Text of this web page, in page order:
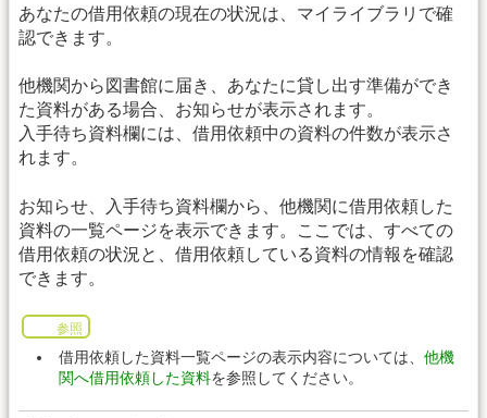
あなたの借用依頼の現在の状況は、マイライブラリで確
認できます。
他機関から図書館に届き、あなたに貸し出す準備ができ
た資料がある場合、お知らせが表示されます。
入手待ち資料欄には、借用依頼中の資料の件数が表示さ
れます。
お知らせ、入手待ち資料欄から、他機関に借用依頼した
資料の一覧ページを表示できます。ここでは、すべての
借用依頼の状況と、借用依頼している資料の情報を確認
できます。
参照
借用依頼した資料一覧ページの表示内容については、 他機
関へ借用依頼した資料を参照してください。